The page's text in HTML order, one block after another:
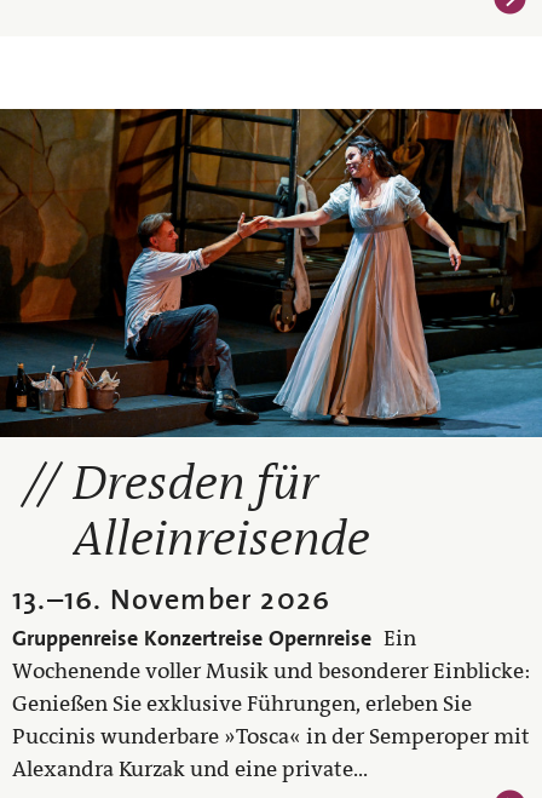
Dresden für
Alleinreisende
13.–16. November 2026
Gruppenreise Konzertreise Opernreise Ein
Wochenende voller Musik und besonderer Einblicke:
Genießen Sie exklusive Führungen, erleben Sie
Puccinis wunderbare »Tosca« in der Semperoper mit
Alexandra Kurzak und eine private...